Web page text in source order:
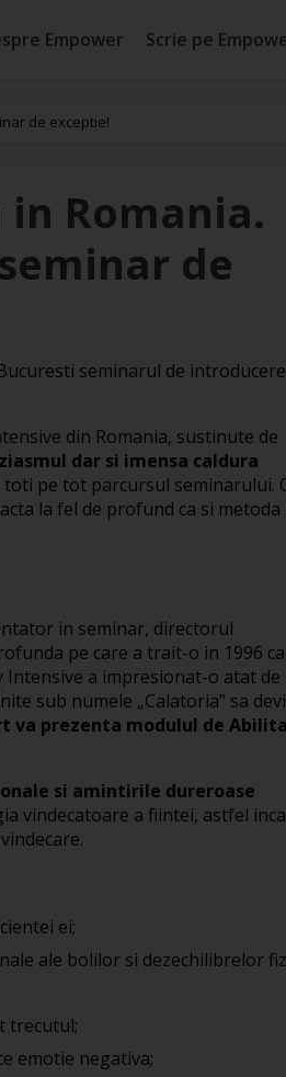
Empower Scrie pe
de exceptie!
Romania.
de
seminarul de
din Romania, sustinute de
dar si imensa caldura
pe tot parcursul seminarului.
la fel de profund ca si metoda
in seminar, directorul
pe care a trait-o in 1996
a impresionat-o atat
sub numele „Calatoria” sa
va prezenta modulul de
si amintirile dureroase
vindecatoare a fiintei, astfel
ei;
ale bolilor si dezechilibrelor
trecutul;
emotie negativa;